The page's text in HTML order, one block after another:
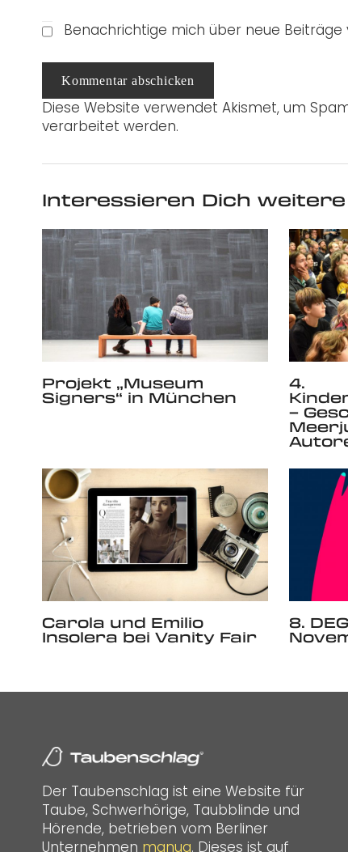
Benachrichtige mich über neue Beiträge
Kommentar abschicken
Diese Website verwendet Akismet, um
verarbeitet werden.
Interessieren Dich
Projekt „Museum
Signers“ in München
4.
–
Carola und Emilio
Insolera bei Vanity Fair
8.
Der Taubenschlag ist eine Website für
Taube, Schwerhörige, Taubblinde und
Hörende, betrieben vom Berliner
Unternehmen manua. Dieses ist auf